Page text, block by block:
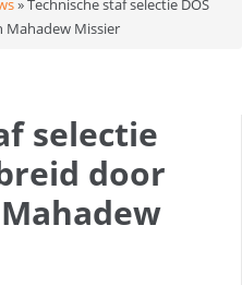
»Technische staf selectie DOS
Mahadew Missier
selectie
door